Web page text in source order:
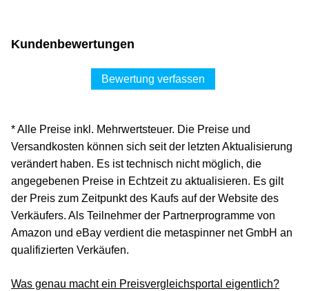
Kundenbewertungen
Bewertung verfassen
* Alle Preise inkl. Mehrwertsteuer. Die Preise und
Versandkosten können sich seit der letzten Aktualisierung
verändert haben. Es ist technisch nicht möglich, die
angegebenen Preise in Echtzeit zu aktualisieren. Es gilt
der Preis zum Zeitpunkt des Kaufs auf der Website des
Verkäufers. Als Teilnehmer der Partnerprogramme von
Amazon und eBay verdient die metaspinner net GmbH an
qualifizierten Verkäufen.
Was genau macht ein Preisvergleichsportal eigentlich?